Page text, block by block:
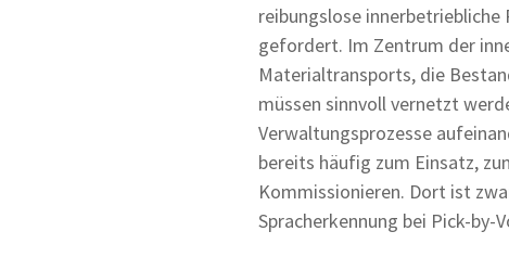
reibungslose
gefordert. Im Zentrum der
Materialtransports, die
müssen sinnvoll vernetzt
Verwaltungsprozesse
bereits häufig zum Einsatz,
Kommissionieren. Dort ist
Spracherkennung bei Pick-by-